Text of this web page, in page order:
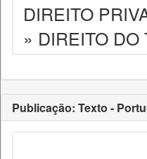
DIREITO
» DIREITO
Publicação: Texto -